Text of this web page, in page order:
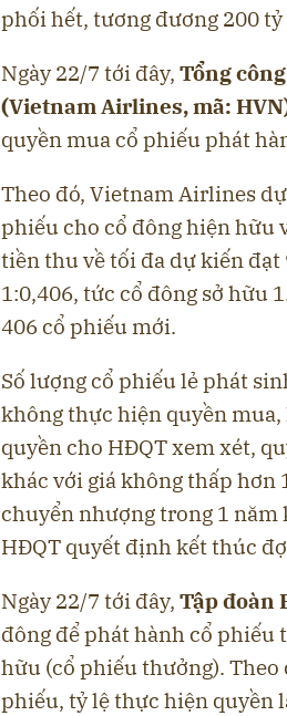
phối hết, tương đương 200 tỷ
Ngày 22/7 tới đây, Tổng
(Vietnam Airlines, mã:
quyền mua cổ phiếu phát
Theo đó, Vietnam Airlines
phiếu cho cổ đông hiện hữu
tiền thu về tối đa dự kiến đạt
1:0,406, tức cổ đông sở hữu
406 cổ phiếu mới.
Số lượng cổ phiếu lẻ phát
không thực hiện quyền
quyền cho HĐQT xem xét,
khác với giá không thấp hơn
chuyển nhượng trong 1 năm
HĐQT quyết định kết thúc
Ngày 22/7 tới đây, Tập đoàn
đông để phát hành cổ phiếu
hữu (cổ phiếu thưởng). Theo
phiếu, tỷ lệ thực hiện quyền